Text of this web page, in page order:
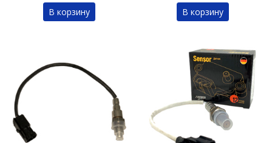
В корзину В корзину